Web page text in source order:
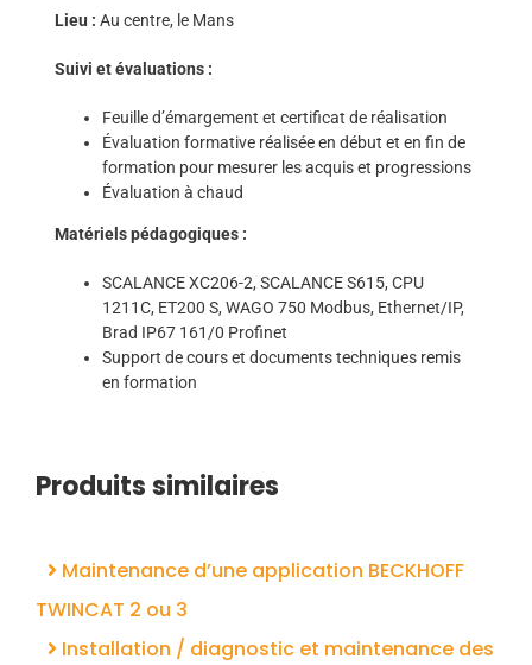
Lieu : Au centre, le Mans
Suivi et évaluations :
Feuille d’émargement et certificat de réalisation
Évaluation formative réalisée en début et en fin de
formation pour mesurer les acquis et progressions
Évaluation à chaud
Matériels pédagogiques :
SCALANCE XC206-2, SCALANCE S615, CPU
1211C, ET200 S, WAGO 750 Modbus, Ethernet/IP,
Brad IP67 161/0 Profinet
Support de cours et documents techniques remis
en formation
Produits similaires
Maintenance d’une application BECKHOFF
TWINCAT 2 ou 3
Installation / diagnostic et maintenance des